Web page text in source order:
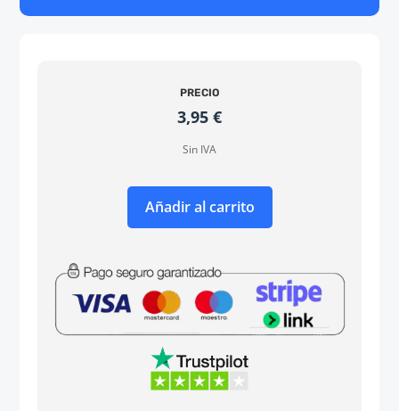
PRECIO
3,95 €
Sin IVA
Añadir al carrito